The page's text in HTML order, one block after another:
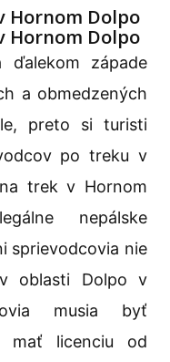
Hornom Dolpo
Hornom Dolpo
západe
a obmedzených
preto si turisti
po treku v
trek v Hornom
nepálske
sprievodcovia nie
oblasti Dolpo v
musia byť
mať licenciu od